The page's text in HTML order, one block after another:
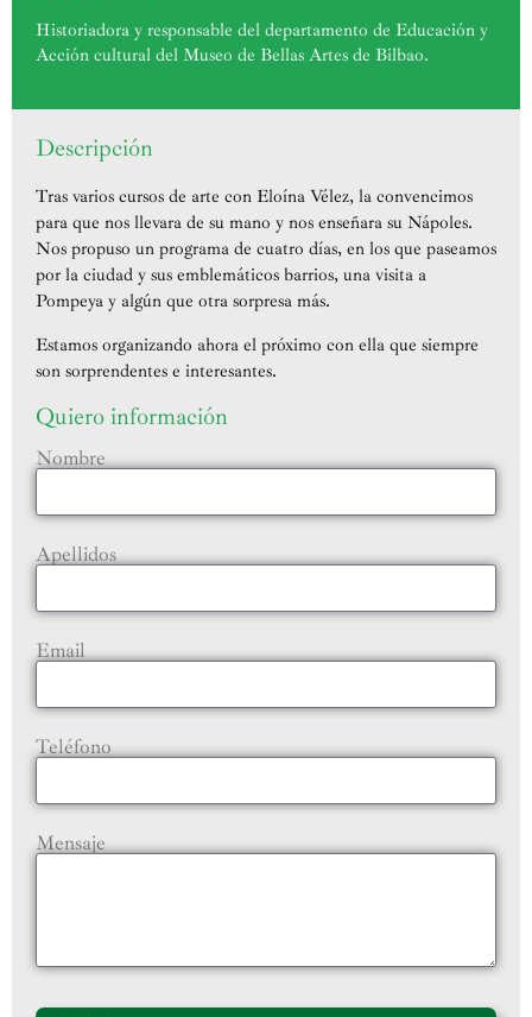
Historiadora y responsable del departamento de Educación y
Acción cultural del Museo de Bellas Artes de Bilbao.
Descripción
Tras varios cursos de arte con Eloína Vélez, la convencimos
para que nos llevara de su mano y nos enseñara su Nápoles.
Nos propuso un programa de cuatro días, en los que paseamos
por la ciudad y sus emblemáticos barrios, una visita a
Pompeya y algún que otra sorpresa más.
Estamos organizando ahora el próximo con ella que siempre
son sorprendentes e interesantes.
Quiero información
Nombre
Apellidos
Email
Teléfono
Mensaje